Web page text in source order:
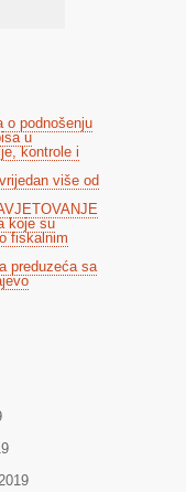
o podnošenju
u
kontrole i
više od
koje su
fiskalnim
preduzeća sa